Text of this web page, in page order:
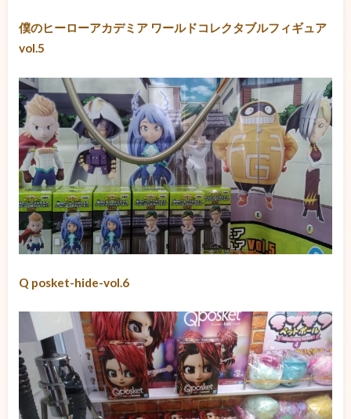
僕のヒーローアカデミア ワールドコレクタブルフィギュア
vol.5
Q posket-hide-vol.6